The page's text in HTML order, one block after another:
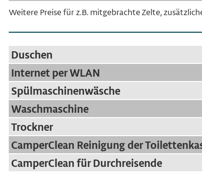
Weitere Preise für z.B. mitgebrachte Zelte,
Duschen
Internet per WLAN
Spülmaschinenwäsche
Waschmaschine
Trockner
CamperClean Reinigung der
CamperClean für Durchreisende